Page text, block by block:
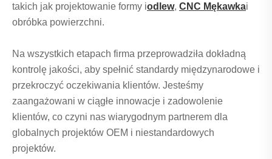
takich jak projektowanie formy iodlew, CNC Mękawkai
obróbka powierzchni.
Na wszystkich etapach firma przeprowadziła dokładną
kontrolę jakości, aby spełnić standardy międzynarodowe i
przekroczyć oczekiwania klientów. Jesteśmy
zaangażowani w ciągłe innowacje i zadowolenie
klientów, co czyni nas wiarygodnym partnerem dla
globalnych projektów OEM i niestandardowych
projektów.